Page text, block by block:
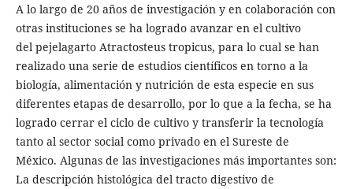
A lo largo de 20 años de investigación y en colaboración con
otras instituciones se ha logrado avanzar en el cultivo
del pejelagarto Atractosteus tropicus, para lo cual se han
realizado una serie de estudios científicos en torno a la
biología, alimentación y nutrición de esta especie en sus
diferentes etapas de desarrollo, por lo que a la fecha, se ha
logrado cerrar el ciclo de cultivo y transferir la tecnología
tanto al sector social como privado en el Sureste de
México. Algunas de las investigaciones más importantes son:
La descripción histológica del tracto digestivo de